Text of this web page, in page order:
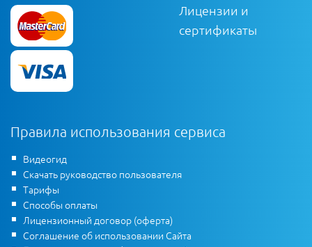
Лицензии и
сертификаты
Правила использования сервиса
Видеогид
Скачать руководство пользователя
Тарифы
Способы оплаты
Лицензионный договор (оферта)
Соглашение об использовании Сайта